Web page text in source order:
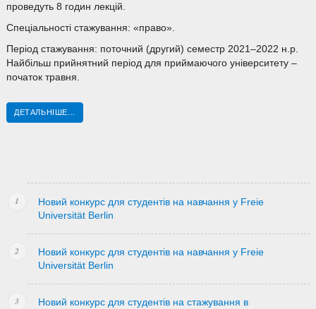
проведуть 8 годин лекцій.
Спеціальності стажування: «право».
Період стажування: поточний (другий) семестр 2021–2022 н.р.
Найбільш прийнятний період для приймаючого університету –
початок травня.
ДЕТАЛЬНІШЕ...
Новий конкурс для студентів на навчання у Freie
Universität Berlin
Новий конкурс для студентів на навчання у Freie
Universität Berlin
Новий конкурс для студентів на стажування в